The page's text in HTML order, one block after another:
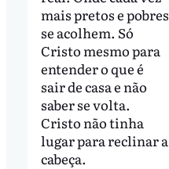
mais pretos e pobres
se acolhem. Só
Cristo mesmo para
entender o que é
sair de casa e não
saber se volta.
Cristo não tinha
lugar para reclinar a
cabeça.